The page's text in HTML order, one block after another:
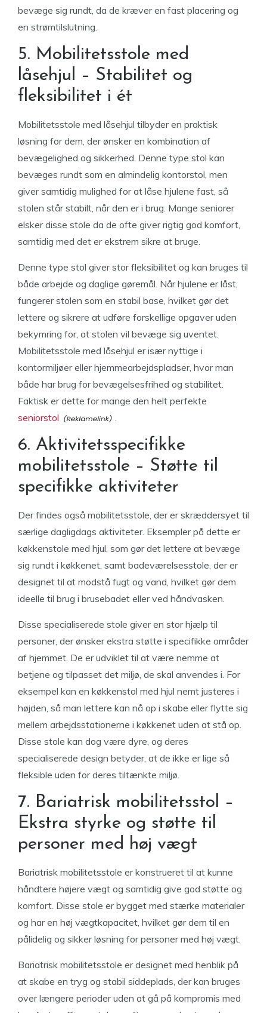
bevæge sig rundt, da de kræver en fast placering og
en strømtilslutning.
5. Mobilitetsstole med
låsehjul – Stabilitet og
fleksibilitet i ét
Mobilitetsstole med låsehjul tilbyder en praktisk
løsning for dem, der ønsker en kombination af
bevægelighed og sikkerhed. Denne type stol kan
bevæges rundt som en almindelig kontorstol, men
giver samtidig mulighed for at låse hjulene fast, så
stolen står stabilt, når den er i brug. Mange seniorer
elsker disse stole da de ofte giver rigtig god komfort,
samtidig med det er ekstrem sikre at bruge.
Denne type stol giver stor fleksibilitet og kan bruges til
både arbejde og daglige gøremål. Når hjulene er låst,
fungerer stolen som en stabil base, hvilket gør det
lettere og sikrere at udføre forskellige opgaver uden
bekymring for, at stolen vil bevæge sig uventet.
Mobilitetsstole med låsehjul er især nyttige i
kontormiljøer eller hjemmearbejdspladser, hvor man
både har brug for bevægelsesfrihed og stabilitet.
Faktisk er dette for mange den helt perfekte
seniorstol
.
6. Aktivitetsspecifikke
mobilitetsstole – Støtte til
specifikke aktiviteter
Der findes også mobilitetsstole, der er skræddersyet til
særlige dagligdags aktiviteter. Eksempler på dette er
køkkenstole med hjul, som gør det lettere at bevæge
sig rundt i køkkenet, samt badeværelsesstole, der er
designet til at modstå fugt og vand, hvilket gør dem
ideelle til brug i brusebadet eller ved håndvasken.
Disse specialiserede stole giver en stor hjælp til
personer, der ønsker ekstra støtte i specifikke områder
af hjemmet. De er udviklet til at være nemme at
betjene og tilpasset det miljø, de skal anvendes i. For
eksempel kan en køkkenstol med hjul nemt justeres i
højden, så man lettere kan nå op i skabe eller flytte sig
mellem arbejdsstationerne i køkkenet uden at stå op.
Disse stole kan dog være dyre, og deres
specialiserede design betyder, at de ikke er lige så
fleksible uden for deres tiltænkte miljø.
7. Bariatrisk mobilitetsstol –
Ekstra styrke og støtte til
personer med høj vægt
Bariatrisk mobilitetsstole er konstrueret til at kunne
håndtere højere vægt og samtidig give god støtte og
komfort. Disse stole er bygget med stærke materialer
og har en høj vægtkapacitet, hvilket gør dem til en
pålidelig og sikker løsning for personer med høj vægt.
Bariatrisk mobilitetsstole er designet med henblik på
at skabe en tryg og stabil siddeplads, der kan bruges
over længere perioder uden at gå på kompromis med